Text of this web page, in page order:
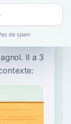
. Il a 3
de spam